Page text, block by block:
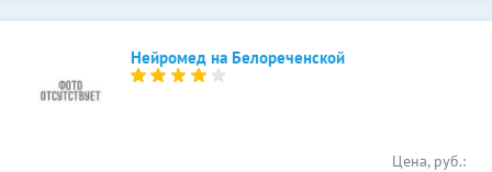
Нейромед на Белореченской
Цена, руб.: